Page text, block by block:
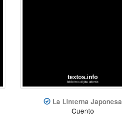
La Linterna Japonesa
Cuento